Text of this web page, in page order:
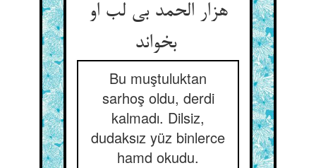
هزار الحمد بی لب او
بخواند
Bu muştuluktan
sarhoş oldu, derdi
kalmadı. Dilsiz,
dudaksız yüz binlerce
hamd okudu.